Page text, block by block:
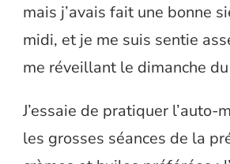
mais j’avais fait une bonne
midi, et je me suis sentie
me réveillant le dimanche
J’essaie de pratiquer l’auto-
les grosses séances de la